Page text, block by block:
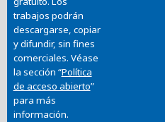
trabajos podrán
descargarse, copiar
y difundir, sin fines
comerciales. Véase
la sección “Política
de acceso abierto”
para más
información.